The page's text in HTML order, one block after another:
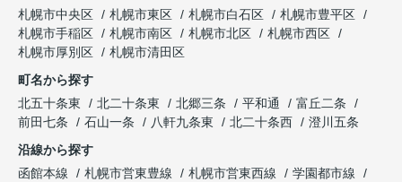
札幌市中央区
札幌市東区 札幌市白石区
札幌市豊平区
札幌市手稲区
札幌市南区 札幌市北区
札幌市西区
札幌市厚別区
札幌市清田区
町名から探す
北五十条東
北二十条東 北郷三条 平和通
富丘二条
前田七条
石山一条 八軒九条東 北二十条西
澄川五条
沿線から探す
函館本線
札幌市営東豊線 札幌市営東西線
学園都市線